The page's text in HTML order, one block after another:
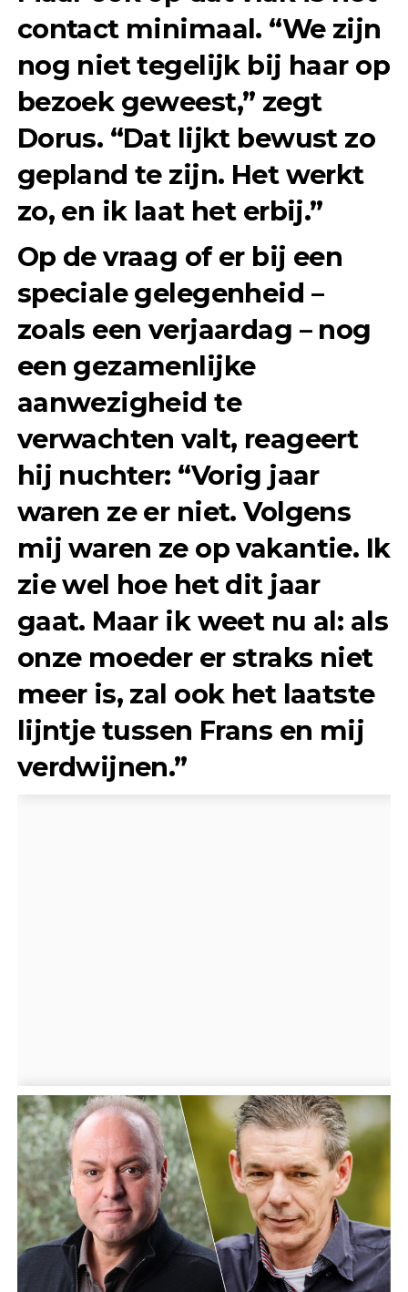
contact minimaal. “We zijn
nog niet tegelijk bij haar op
bezoek geweest,” zegt
Dorus. “Dat lijkt bewust zo
gepland te zijn. Het werkt
zo, en ik laat het erbij.”
Op de vraag of er bij een
speciale gelegenheid –
zoals een verjaardag – nog
een gezamenlijke
aanwezigheid te
verwachten valt, reageert
hij nuchter: “Vorig jaar
waren ze er niet. Volgens
mij waren ze op vakantie. Ik
zie wel hoe het dit jaar
gaat. Maar ik weet nu al: als
onze moeder er straks niet
meer is, zal ook het laatste
lijntje tussen Frans en mij
verdwijnen.”